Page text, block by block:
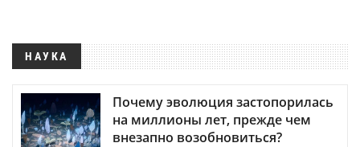
НАУКА
Почему эволюция застопорилась
на миллионы лет, прежде чем
внезапно возобновиться?